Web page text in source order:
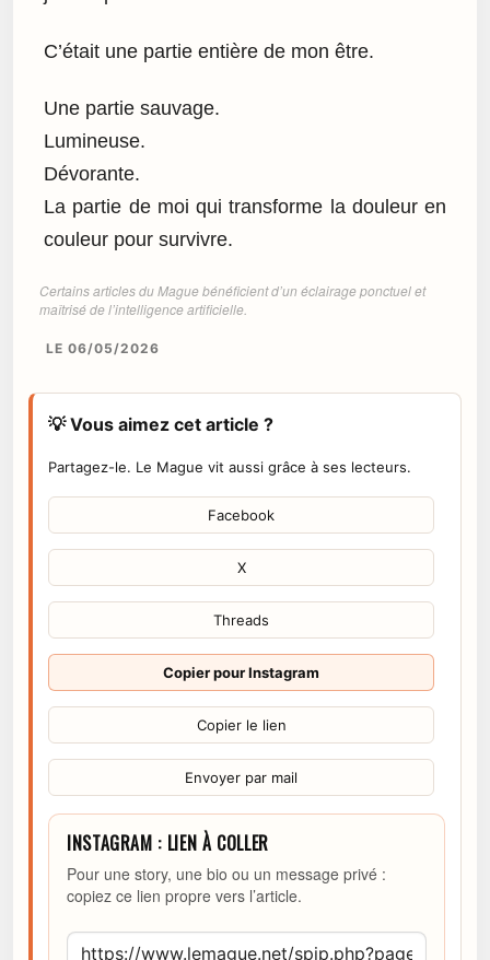
C’était une partie entière de mon être.
Une partie sauvage.
Lumineuse.
Dévorante.
La partie de moi qui transforme la douleur en
couleur pour survivre.
Certains articles du Mague bénéficient d’un éclairage ponctuel et
maîtrisé de l’intelligence artificielle.
LE 06/05/2026
💡 Vous aimez cet article ?
Partagez-le. Le Mague vit aussi grâce à ses lecteurs.
Facebook
X
Threads
Copier pour Instagram
Copier le lien
Envoyer par mail
INSTAGRAM : LIEN À COLLER
Pour une story, une bio ou un message privé :
copiez ce lien propre vers l’article.